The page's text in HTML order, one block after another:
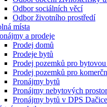
Odbor sociálních věcí
Odbor životního prostředí
místa
a prodeje
Prodej domů
Prodeje bytů
Prodej pozemků pro
Prodej pozemků pro
Pronájmy bytů
Pronájmy nebytových prostor
Pronájmy bytů v DPS Dačice